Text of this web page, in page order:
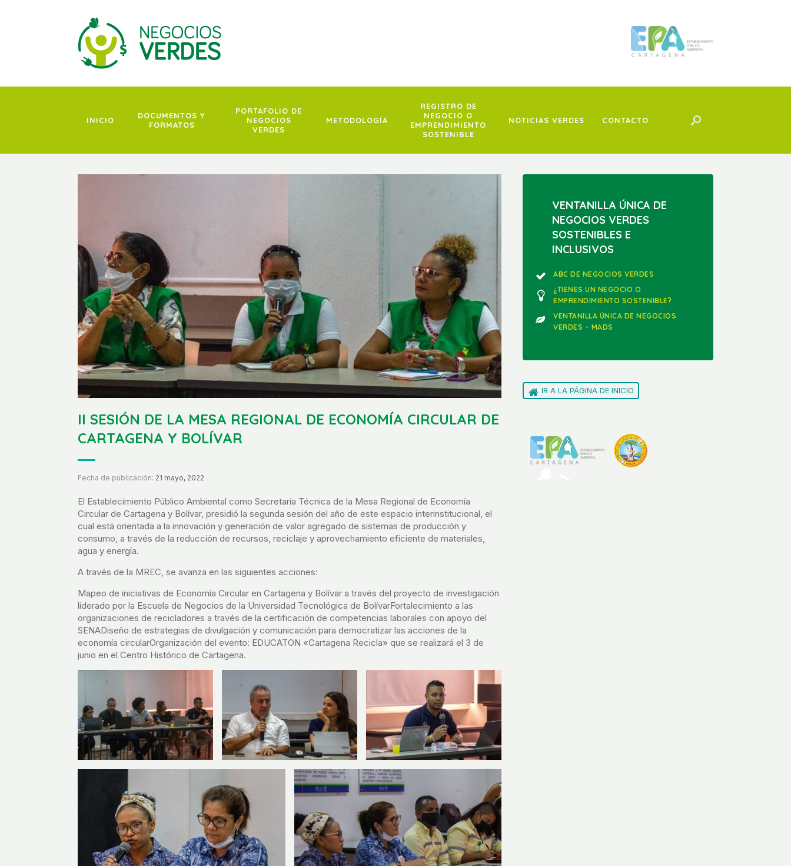
INICIO
DOCUMENTOS Y
FORMATOS
PORTAFOLIO DE
NEGOCIOS
VERDES
METODOLOGÍA
REGISTRO DE
NEGOCIO O
EMPRENDIMIENTO
SOSTENIBLE
NOTICIAS VERDES CONTACTO
II SESIÓN DE LA MESA REGIONAL DE ECONOMÍA CIRCULAR DE
CARTAGENA Y BOLÍVAR
Fecha de publicación: 21 mayo, 2022
El Establecimiento Público Ambiental como Secretaría Técnica de la Mesa Regional de Economía
Circular de Cartagena y Bolívar, presidió la segunda sesión del año de este espacio interinstitucional, el
cual está orientada a la innovación y generación de valor agregado de sistemas de producción y
consumo, a través de la reducción de recursos, reciclaje y aprovechamiento eficiente de materiales,
agua y energía.
A través de la MREC, se avanza en las siguientes acciones:
Mapeo de iniciativas de Economía Circular en Cartagena y Bolívar a través del proyecto de investigación
liderado por la Escuela de Negocios de la Universidad Tecnológica de BolívarFortalecimiento a las
organizaciones de recicladores a través de la certificación de competencias laborales con apoyo del
SENADiseño de estrategias de divulgación y comunicación para democratizar las acciones de la
economía circularOrganización del evento: EDUCATON «Cartagena Recicla» que se realizará el 3 de
junio en el Centro Histórico de Cartagena.
VENTANILLA ÚNICA DE
NEGOCIOS VERDES
SOSTENIBLES E
INCLUSIVOS
ABC DE NEGOCIOS VERDES
¿TIENES UN NEGOCIO O
EMPRENDIMIENTO SOSTENIBLE?
VENTANILLA ÚNICA DE NEGOCIOS
VERDES – MADS
IR A LA PÁGINA DE INICIO